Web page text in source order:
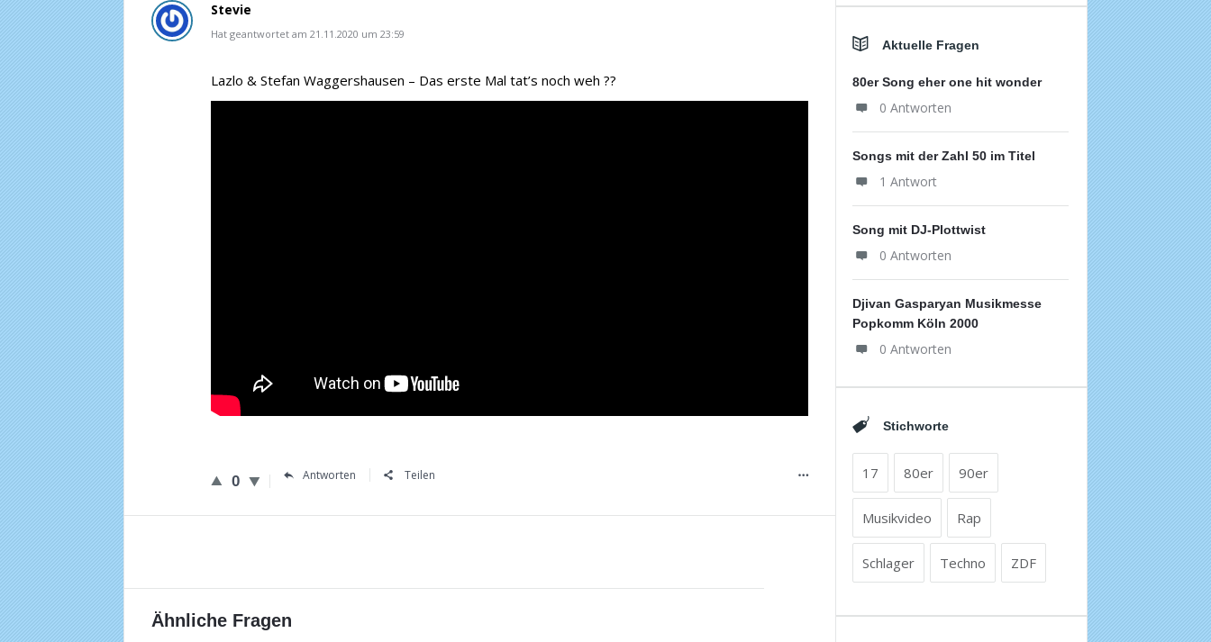
Stevie
Hat geantwortet am 21.11.2020 um 23:59
Lazlo & Stefan Waggershausen – Das erste Mal tat’s noch weh ??
0 Antworten Teilen
Ähnliche Fragen
Aktuelle Fragen
80er Song eher one hit wonder
0 Antworten
Songs mit der Zahl 50 im Titel
1 Antwort
Song mit DJ-Plottwist
0 Antworten
Djivan Gasparyan Musikmesse
Popkomm Köln 2000
0 Antworten
Stichworte
17 80er 90er
Musikvideo Rap
Schlager Techno ZDF